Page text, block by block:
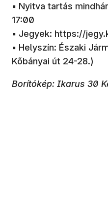
▪️ Nyitva tartás
17:00
▪️ Jegyek: https://
▪️ Helyszín: Északi
Kőbányai út 24-28.)
Borítókép: Ikarus 30